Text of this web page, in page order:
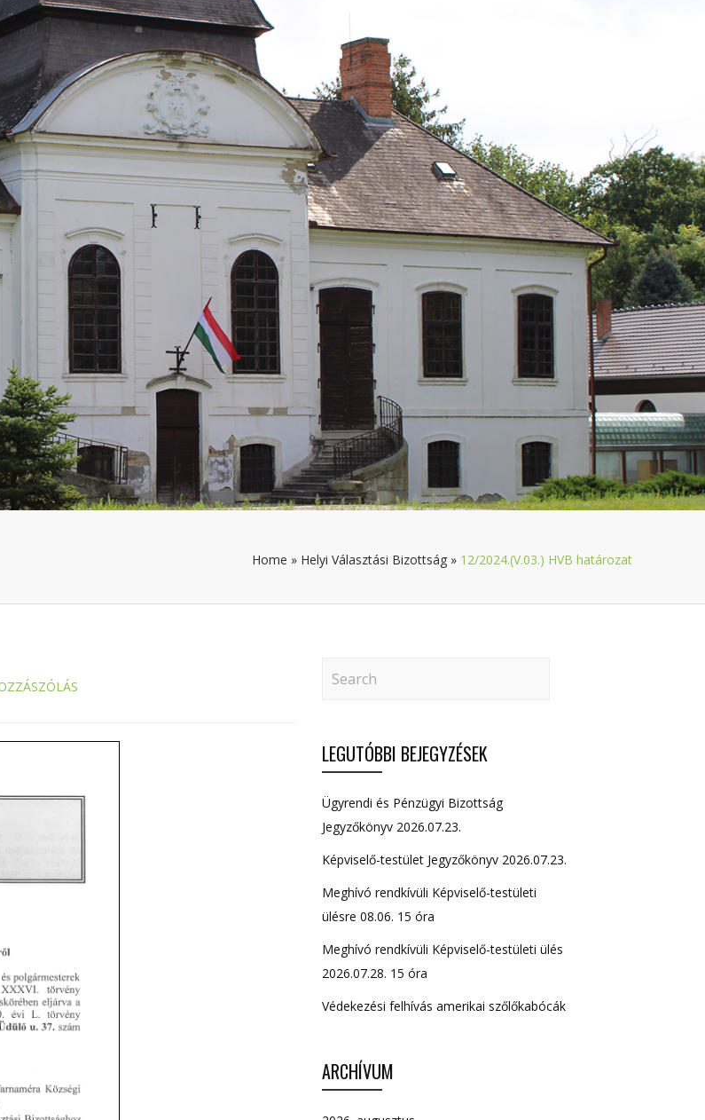
Home » Helyi Választási Bizottság » 12/2024.(V.03.) HVB határozat
LEGUTÓBBI BEJEGYZÉSEK
Ügyrendi és Pénzügyi Bizottság
Jegyzőkönyv 2026.07.23.
Képviselő-testület Jegyzőkönyv 2026.07.23.
Meghívó rendkívüli Képviselő-testületi
ülésre 08.06. 15 óra
Meghívó rendkívüli Képviselő-testületi ülés
2026.07.28. 15 óra
Védekezési felhívás amerikai szőlőkabócák
ARCHÍVUM